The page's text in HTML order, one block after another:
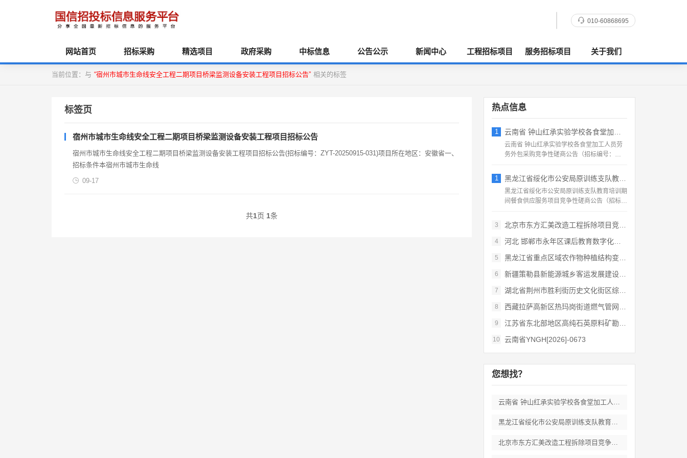
010-60868695
网站首页 招标采购 精选项目 政府采购 中标信息 公告公示 新闻中心 工程招标项目 服务招标项目 关于我们
当前位置：与 “宿州市城市生命线安全工程二期项目桥梁监测设备安装工程项目招标公告” 相关的标签
标签页
宿州市城市生命线安全工程二期项目桥梁监测设备安装工程项目招标公告
宿州市城市生命线安全工程二期项目桥梁监测设备安装工程项目招标公告(招标编号：ZYT-20250915-031)项目所在地区：安徽省一、
招标条件本宿州市城市生命线
09-17
共1页 1条
热点信息
1 云南省 钟山红承实验学校各食堂加工人员劳
云南省 钟山红承实验学校各食堂加工人员劳
务外包采购竞争性磋商公告（招标编号：
1 黑龙江省绥化市公安局原训练支队教育培训期
黑龙江省绥化市公安局原训练支队教育培训期
间餐食供应服务项目竞争性磋商公告（招标编
3
北京市东方汇美改造工程拆除项目竞争性磋商
4 河北 邯郸市永年区课后教育数字化管理平台
5 黑龙江省重点区域农作物种植结构变化遥感
6 新疆策勒县新能源城乡客运发展建设项目
7 湖北省荆州市胜利街历史文化街区综合开发和
8 西藏拉萨高新区热玛岗街道燃气管网全覆盖延
9 江苏省东北部地区高纯石英原料矿勘查岩心钻
10 云南省YNGH[2026]-0673
您想找？
云南省 钟山红承实验学校各食堂加工人员劳
黑龙江省绥化市公安局原训练支队教育培训期